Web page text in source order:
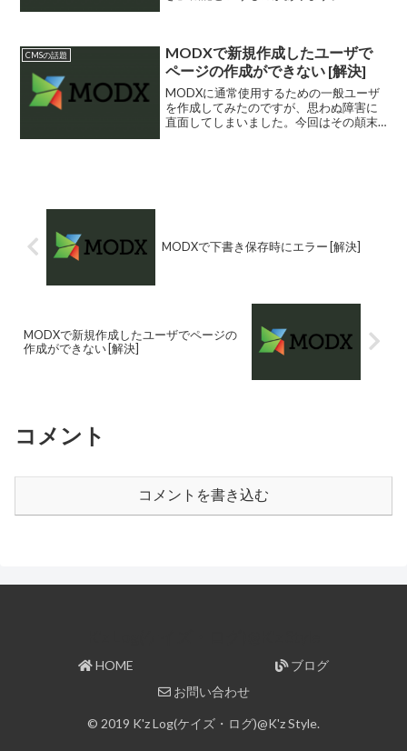
集したり...
CMSの話題
MODXで新規作成したユーザで
ページの作成ができない [解決]
MODXに通常使用するための一般ユーザ
を作成してみたのですが、思わぬ障害に
直面してしまいました。今回はその顛末
MODXで下書き保存時にエラー [解決]
MODXで新規作成したユーザでページの
作成ができない [解決]
コメント
コメントを書き込む
HOME
ブログ
お問い合わせ
© 2019 K'z Log(ケイズ・ログ)@K'z Style.